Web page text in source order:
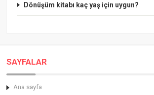
Dönüşüm kitabı kaç yaş için uygun?
SAYFALAR
Ana sayfa